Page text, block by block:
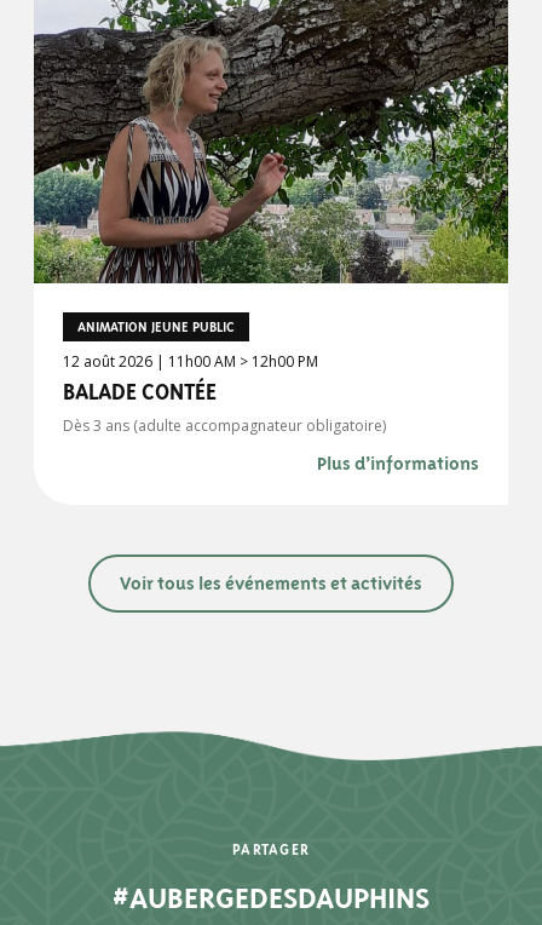
ANIMATION JEUNE PUBLIC
12 août 2026 | 11h00 AM > 12h00 PM
BALADE CONTÉE
Dès 3 ans (adulte accompagnateur obligatoire)
Plus d’informations
Voir tous les événements et activités
PARTAGER
#AUBERGEDESDAUPHINS